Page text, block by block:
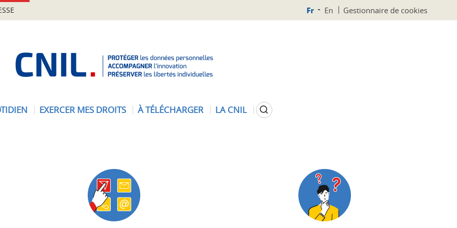
Fr En Gestionnaire de cookies
EXERCER MES DROITS À TÉLÉCHARGER LA CNIL Rechercher